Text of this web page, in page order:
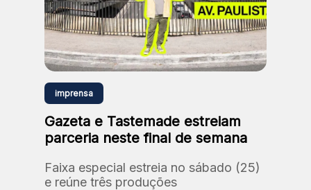
imprensa
Gazeta e Tastemade estreiam
parceria neste final de semana
Faixa especial estreia no sábado (25)
e reúne três produções